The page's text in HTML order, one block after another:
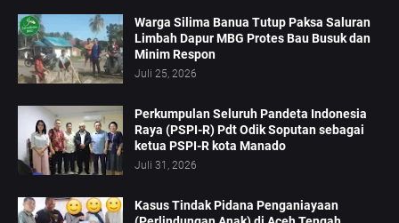
Warga Silima Banua Tutup Paksa Saluran
Limbah Dapur MBG Protes Bau Busuk dan
Minim Respon
Juli 25, 2026
Perkumpulan Seluruh Pandeta Indonesia
Raya (PSPI-R) Pdt Odik Soputan sebagai
ketua PSPI-R kota Manado
Juli 31, 2026
Kasus Tindak Pidana Penganiayaan